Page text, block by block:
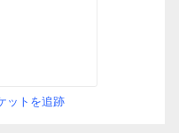
ットを追跡